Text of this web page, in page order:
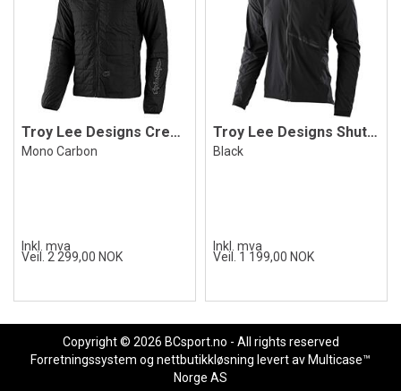
Troy Lee Designs Crestline Jacket
Mono Carbon
Inkl. mva
Veil. 2 299,00 NOK
Troy Lee Designs Shuttle Jacket Black
Black
Inkl. mva
Veil. 1 199,00 NOK
Copyright © 2026 BCsport.no - All rights reserved
Forretningssystem og nettbutikkløsning levert av Multicase™
Norge AS